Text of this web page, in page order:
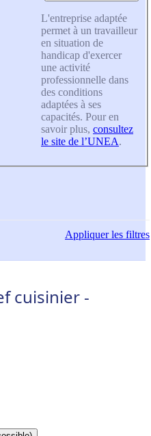
L'entreprise adaptée
permet à un travailleur
en situation de
handicap d'exercer
une activité
professionnelle dans
des conditions
adaptées à ses
capacités. Pour en
savoir plus, consultez
le site de l’UNEA.
Appliquerles filtres
cuisinier -